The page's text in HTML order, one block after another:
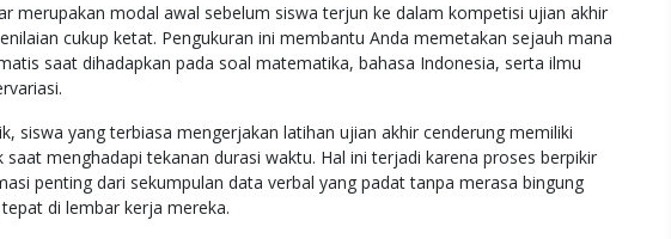
merupakan modal awal sebelum siswa terjun ke dalam kompetisi ujian akhir
cukup ketat. Pengukuran ini membantu Anda memetakan sejauh mana
saat dihadapkan pada soal matematika, bahasa Indonesia, serta ilmu
siswa yang terbiasa mengerjakan latihan ujian akhir cenderung memiliki
menghadapi tekanan durasi waktu. Hal ini terjadi karena proses berpikir
penting dari sekumpulan data verbal yang padat tanpa merasa bingung
di lembar kerja mereka.